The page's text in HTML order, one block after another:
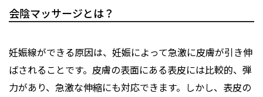
会陰マッサージとは？
妊娠線ができる原因は、妊娠によって急激に皮膚が引き伸
ばされることです。皮膚の表面にある表皮には比較的、弾
力があり、急激な伸縮にも対応できます。しかし、表皮の